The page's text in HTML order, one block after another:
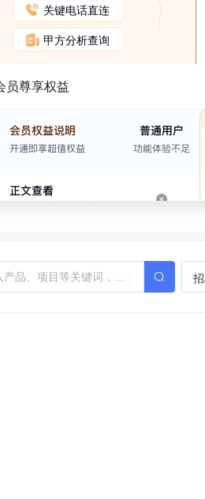
关键电话直连
甲方分析查询
员尊享权益